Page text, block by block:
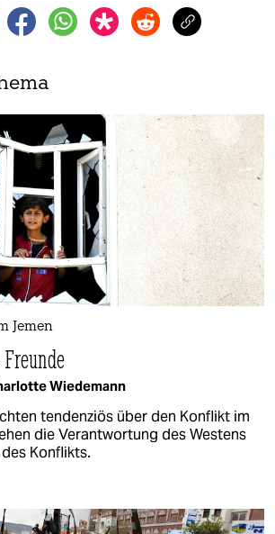
Jemen
Wiedemann
tendenziös über den Konflikt im
die Verantwortung des Westens
Konflikts.